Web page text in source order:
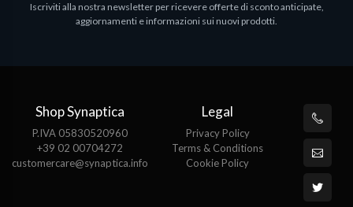
Iscriviti alla nostra newsletter per ricevere offerte di sconto anticipate,
aggiornamenti e informazioni sui nuovi prodotti.
Shop Synaptica
P.IVA 05830520960
+39 02 00704272
customercare@synaptica.info
Legal
Privacy Policy
Terms & Conditions
Cookie Policy